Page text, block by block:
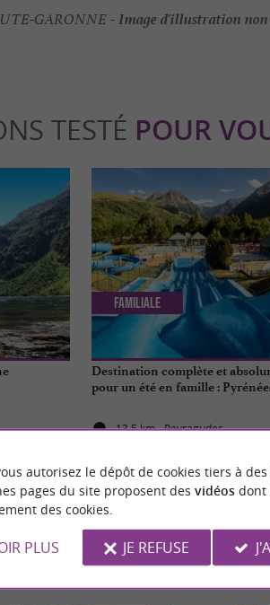
GARONNE -Image d'illustration
TESTÉ POUR
Destination complète et
pour un été en famille :
13,5 km - Peyragudes
Familiale
À PROXIMITÉ
autorisez le dépôt de cookies tiers à
pages du site proposent des vidéosdont
des cookies.
PLUS JE REFUSE